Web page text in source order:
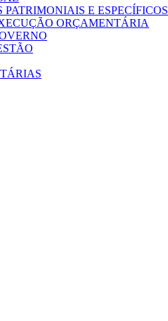
E ESPECÍFICOS
ORÇAMENTÁRIA